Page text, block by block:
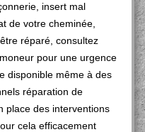
insert mal
de votre cheminée,
réparé, consultez
pour une urgence
disponible même à des
réparation de
place des interventions
cela efficacement